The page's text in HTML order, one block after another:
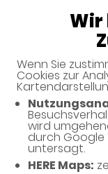
Wir
Wenn Sie
Cookies zur
wird
durch Google
untersagt.
HERE Maps:
Dann schreiben
rufen Sie uns